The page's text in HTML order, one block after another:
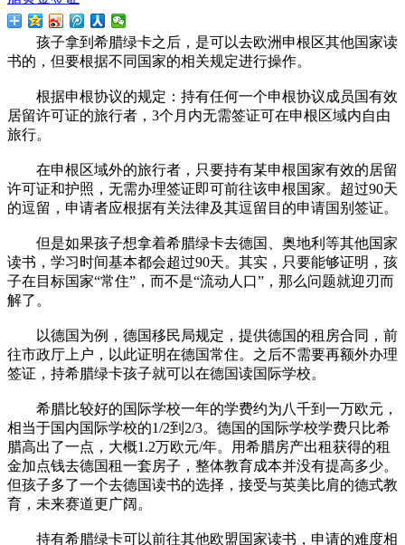
孩子拿到希腊绿卡之后，是可以去欧洲申根区其他国家读
书的，但要根据不同国家的相关规定进行操作。
根据申根协议的规定：持有任何一个申根协议成员国有效
居留许可证的旅行者，3个月内无需签证可在申根区域内自由
旅行。
在申根区域外的旅行者，只要持有某申根国家有效的居留
许可证和护照，无需办理签证即可前往该申根国家。超过90天
的逗留，申请者应根据有关法律及其逗留目的申请国别签证。
但是如果孩子想拿着希腊绿卡去德国、奥地利等其他国家
读书，学习时间基本都会超过90天。其实，只要能够证明，孩
子在目标国家“常住”，而不是“流动人口”，那么问题就迎刃而
解了。
以德国为例，德国移民局规定，提供德国的租房合同，前
往市政厅上户，以此证明在德国常住。之后不需要再额外办理
签证，持希腊绿卡孩子就可以在德国读国际学校。
希腊比较好的国际学校一年的学费约为八千到一万欧元，
相当于国内国际学校的1/2到2/3。德国的国际学校学费只比希
腊高出了一点，大概1.2万欧元/年。用希腊房产出租获得的租
金加点钱去德国租一套房子，整体教育成本并没有提高多少。
但孩子多了一个去德国读书的选择，接受与英美比肩的德式教
育，未来赛道更广阔。
持有希腊绿卡可以前往其他欧盟国家读书，申请的难度相